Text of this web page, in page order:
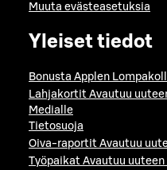
Muuta evästeasetuksia
Yleiset tiedot
Bonusta Applen
Lahjakortit Avautuu
Medialle
Tietosuoja
Oiva-raportit Avautuu
Työpaikat Avautuu